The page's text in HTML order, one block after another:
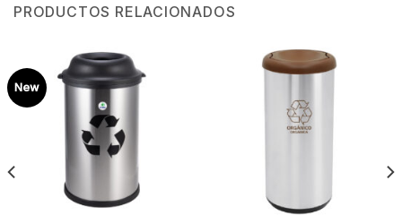
PRODUCTOS RELACIONADOS
New